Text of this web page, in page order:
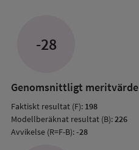
-28
Genomsnittligt meritvärde
Faktiskt resultat (F): 198
Modellberäknat resultat (B):226
Avvikelse (R=F-B):-28